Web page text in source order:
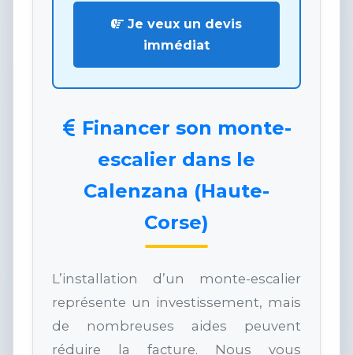
Je veux un devis
immédiat
Financer son monte-
escalier dans le
Calenzana (Haute-
Corse)
L’installation d’un monte-escalier
représente un investissement, mais
de nombreuses aides peuvent
réduire la facture. Nous vous